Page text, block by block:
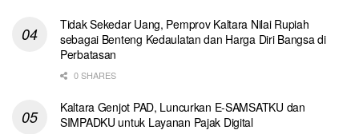
Tidak Sekedar Uang, Pemprov Kaltara Nilai Rupiah
sebagai Benteng Kedaulatan dan Harga Diri Bangsa di
Perbatasan
0 SHARES
Kaltara Genjot PAD, Luncurkan E-SAMSATKU dan
SIMPADKU untuk Layanan Pajak Digital